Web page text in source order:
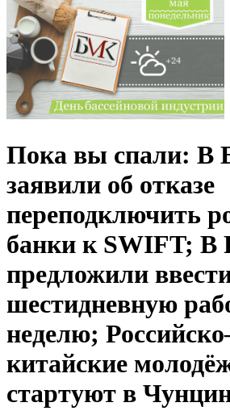
Пока вы спали: В
заявили об отказе
переподключить
банки к SWIFT; В
предложили
шестидневную
неделю;
китайские
стартуют в